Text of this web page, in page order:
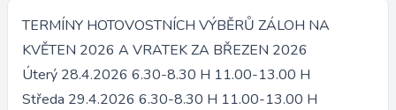
TERMÍNY HOTOVOSTNÍCH VÝBĚRŮ ZÁLOH NA
KVĚTEN 2026 A VRATEK ZA BŘEZEN 2026
Úterý 28.4.2026 6.30-8.30 H 11.00-13.00 H
Středa 29.4.2026 6.30-8.30 H 11.00-13.00 H